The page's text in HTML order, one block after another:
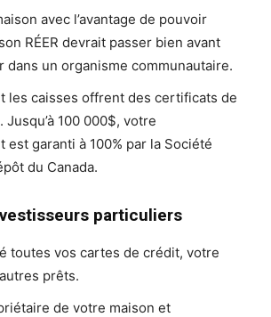
avec l’avantage de pouvoir
RÉER devrait passer bien avant
dans un organisme communautaire.
les caisses offrent des certificats de
100 000$, votre
est garanti à 100% par la Société
du Canada.
particuliers
toutes vos cartes de crédit, votre
prêts.
de votre maison et